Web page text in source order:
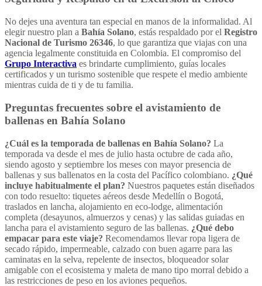
No dejes una aventura tan especial en manos de la informalidad. Al
elegir nuestro plan a Bahía Solano, estás respaldado por el Registro
Nacional de Turismo 26346, lo que garantiza que viajas con una
agencia legalmente constituida en Colombia. El compromiso del
Grupo Interactiva es brindarte cumplimiento, guías locales
certificados y un turismo sostenible que respete el medio ambiente
mientras cuida de ti y de tu familia.
Preguntas frecuentes sobre el avistamiento de
ballenas en Bahía Solano
¿Cuál es la temporada de ballenas en Bahía Solano? La
temporada va desde el mes de julio hasta octubre de cada año,
siendo agosto y septiembre los meses con mayor presencia de
ballenas y sus ballenatos en la costa del Pacífico colombiano. ¿Qué
incluye habitualmente el plan? Nuestros paquetes están diseñados
con todo resuelto: tiquetes aéreos desde Medellín o Bogotá,
traslados en lancha, alojamiento en eco-lodge, alimentación
completa (desayunos, almuerzos y cenas) y las salidas guiadas en
lancha para el avistamiento seguro de las ballenas. ¿Qué debo
empacar para este viaje? Recomendamos llevar ropa ligera de
secado rápido, impermeable, calzado con buen agarre para las
caminatas en la selva, repelente de insectos, bloqueador solar
amigable con el ecosistema y maleta de mano tipo morral debido a
las restricciones de peso en los aviones pequeños.